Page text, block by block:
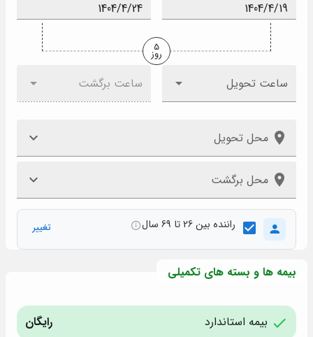
5
روز
ساعت تحویل ساعت برگشت
محل تحویل
محل برگشت
راننده بین 26 تا 69 سال تغییر
بیمه ها و بسته های تکمیلی
بیمه استاندارد رایگان